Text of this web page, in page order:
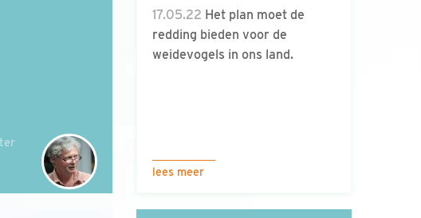
17.05.22 Het plan moet de
redding bieden voor de
weidevogels in ons land.
lees meer